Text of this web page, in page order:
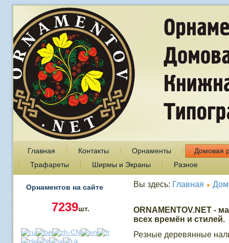
Главная Контакты Орнаменты
Домовая
Трафареты
Ширмы и Экраны Разное
Орнаментов на сайте
7239шт.
Вы здесь: Главная
ORNAMENTOV.NET -
всех времён и стилей.
Резные деревянные